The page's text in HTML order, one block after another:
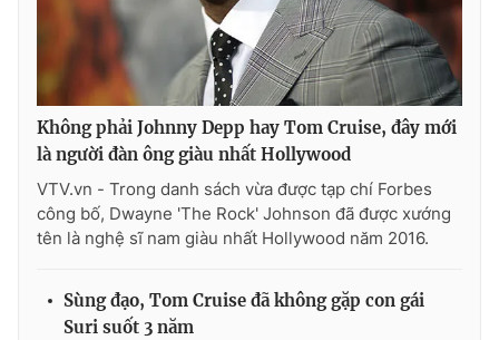
Không phải Johnny Depp hay Tom Cruise, đây mới
là người đàn ông giàu nhất Hollywood
VTV.vn - Trong danh sách vừa được tạp chí Forbes
công bố, Dwayne 'The Rock' Johnson đã được xướng
tên là nghệ sĩ nam giàu nhất Hollywood năm 2016.
Sùng đạo, Tom Cruise đã không gặp con gái
Suri suốt 3 năm